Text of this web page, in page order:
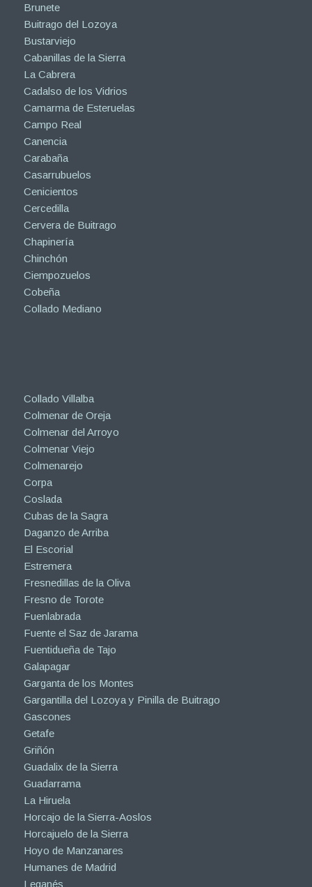
Brunete
Buitrago del Lozoya
Bustarviejo
Cabanillas de la Sierra
La Cabrera
Cadalso de los Vidrios
Camarma de Esteruelas
Campo Real
Canencia
Carabaña
Casarrubuelos
Cenicientos
Cercedilla
Cervera de Buitrago
Chapinería
Chinchón
Ciempozuelos
Cobeña
Collado Mediano
Collado Villalba
Colmenar de Oreja
Colmenar del Arroyo
Colmenar Viejo
Colmenarejo
Corpa
Coslada
Cubas de la Sagra
Daganzo de Arriba
El Escorial
Estremera
Fresnedillas de la Oliva
Fresno de Torote
Fuenlabrada
Fuente el Saz de Jarama
Fuentidueña de Tajo
Galapagar
Garganta de los Montes
Gargantilla del Lozoya y Pinilla de Buitrago
Gascones
Getafe
Griñón
Guadalix de la Sierra
Guadarrama
La Hiruela
Horcajo de la Sierra-Aoslos
Horcajuelo de la Sierra
Hoyo de Manzanares
Humanes de Madrid
Leganés